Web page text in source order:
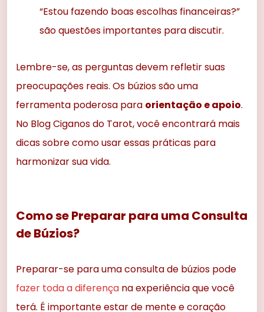
“Estou fazendo boas escolhas financeiras?”
são questões importantes para discutir.
Lembre-se, as perguntas devem refletir suas
preocupações reais. Os búzios são uma
ferramenta poderosa para orientação e apoio.
No Blog Ciganos do Tarot, você encontrará mais
dicas sobre como usar essas práticas para
harmonizar sua vida.
Como se Preparar para uma Consulta
de Búzios?
Preparar-se para uma consulta de búzios pode
fazer toda a diferença na experiência que você
terá. É importante estar de mente e coração